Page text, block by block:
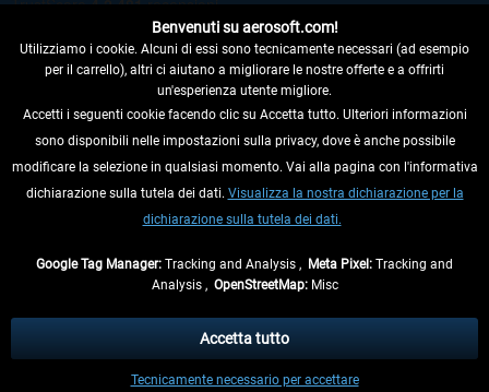
RECEDERE DAL CONTRATTO
INFORMAZIONI
eventualmente le spese di spedizione, se non diversamente descritto.
** Riguarda le spedizioni al di fuori della Germania, i tempi di consegna per le
altre nazioni sono disponibili nelleinformazioni di spedizione
Benvenuti su aerosoft.com!
Utilizziamo i cookie. Alcuni di essi sono tecnicamente necessari (ad esempio
per il carrello), altri ci aiutano a migliorare le nostre offerte e a offrirti
un'esperienza utente migliore.
Accetti i seguenti cookie facendo clic su Accetta tutto. Ulteriori informazioni
sono disponibili nelle impostazioni sulla privacy, dove è anche possibile
modificare la selezione in qualsiasi momento. Vai alla pagina con l'informativa
dichiarazione sulla tutela dei dati. Visualizza la nostra dichiarazione per la
dichiarazione sulla tutela dei dati.
Google Tag Manager: Tracking and Analysis , Meta Pixel: Tracking and
Analysis , OpenStreetMap:Misc
Tecnicamente necessario per accettare
Accetta tutto